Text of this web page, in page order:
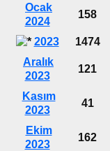
Ocak
2024
158
2023 1474
Aralık
2023
121
Kasım
2023
41
Ekim
2023
162